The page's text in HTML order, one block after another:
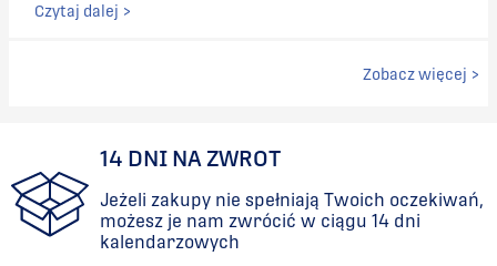
Czytaj dalej >
Zobacz więcej >
14 DNI NA ZWROT
Jeżeli zakupy nie spełniają Twoich oczekiwań,
możesz je nam zwrócić w ciągu 14 dni
kalendarzowych